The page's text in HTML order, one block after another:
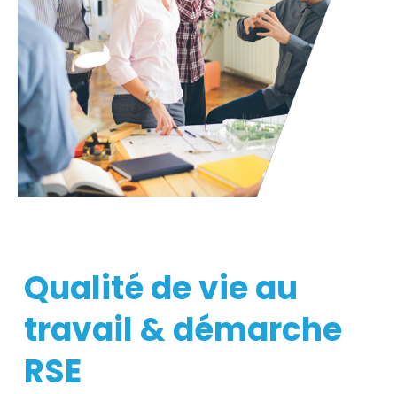
Qualité de vie au
travail & démarche
RSE